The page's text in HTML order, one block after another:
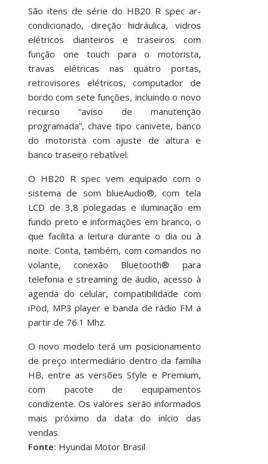
São itens de série do HB20 R spec ar-
condicionado, direção hidráulica, vidros
elétricos dianteiros e traseiros com
função one touch para o motorista,
travas elétricas nas quatro portas,
retrovisores elétricos, computador de
bordo com sete funções, incluindo o novo
recurso “aviso de manutenção
programada”, chave tipo canivete, banco
do motorista com ajuste de altura e
banco traseiro rebatível.
O HB20 R spec vem equipado com o
sistema de som blueAudio®, com tela
LCD de 3,8 polegadas e iluminação em
fundo preto e informações em branco, o
que facilita a leitura durante o dia ou à
noite. Conta, também, com comandos no
volante, conexão Bluetooth® para
telefonia e streaming de áudio, acesso à
agenda do celular, compatibilidade com
iPod, MP3 player e banda de rádio FM a
partir de 76.1 Mhz.
O novo modelo terá um posicionamento
de preço intermediário dentro da família
HB, entre as versões Style e Premium,
com pacote de equipamentos
condizente. Os valores serão informados
mais próximo da data do início das
vendas.
Fonte: Hyundai Motor Brasil